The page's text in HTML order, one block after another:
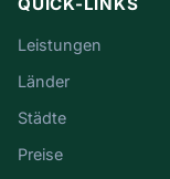
Leistungen
Länder
Städte
Preise